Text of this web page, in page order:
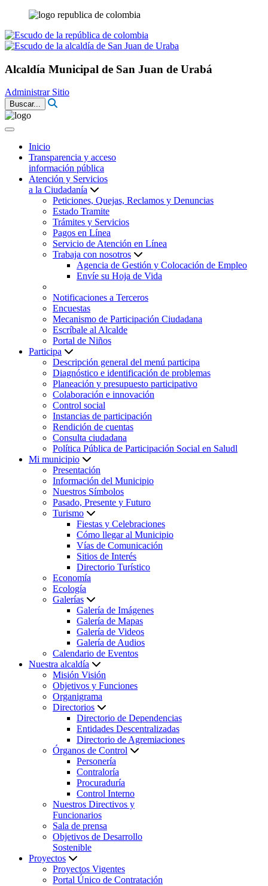
Alcaldía Municipal de San Juan de Urabá
Administrar Sitio
Buscar...
Inicio
Transparencia y acceso
información pública
Atención y Servicios
a la Ciudadanía
Peticiones, Quejas, Reclamos y Denuncias
Estado Tramite
Trámites y Servicios
Pagos en Línea
Servicio de Atención en Línea
Trabaja con nosotros
Agencia de Gestión y Colocación de Empleo
Envíe su Hoja de Vida
Notificaciones a Terceros
Encuestas
Mecanismo de Participación Ciudadana
Escríbale al Alcalde
Portal de Niños
Participa
Descripción general del menú participa
Diagnóstico e identificación de problemas
Planeación y presupuesto participativo
Colaboración e innovación
Control social
Instancias de participación
Rendición de cuentas
Consulta ciudadana
Política Pública de Participación Social en Saludl
Mi municipio
Presentación
Información del Municipio
Nuestros Símbolos
Pasado, Presente y Futuro
Turismo
Fiestas y Celebraciones
Cómo llegar al Municipio
Vías de Comunicación
Sitios de Interés
Directorio Turístico
Economía
Ecología
Galerías
Galería de Imágenes
Galería de Mapas
Galería de Videos
Galería de Audios
Calendario de Eventos
Nuestra alcaldía
Misión Visión
Objetivos y Funciones
Organigrama
Directorios
Directorio de Dependencias
Entidades Descentralizadas
Directorio de Agremiaciones
Órganos de Control
Personería
Contraloría
Procuraduría
Control Interno
Nuestros Directivos y
Funcionarios
Sala de prensa
Objetivos de Desarrollo
Sostenible
Proyectos
Proyectos Vigentes
Portal Único de Contratación